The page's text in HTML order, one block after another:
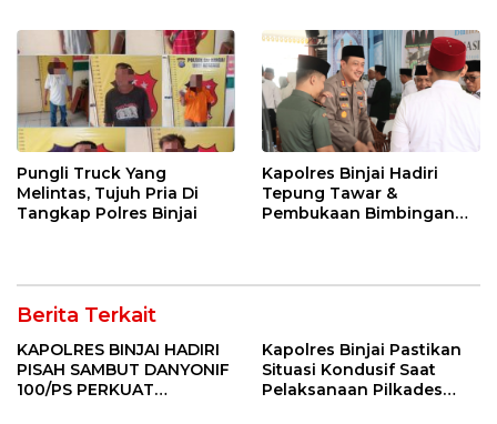
Pungli Truck Yang
Melintas, Tujuh Pria Di
Tangkap Polres Binjai
Kapolres Binjai Hadiri
Tepung Tawar &
Pembukaan Bimbingan
Berita Terkait
KAPOLRES BINJAI HADIRI
PISAH SAMBUT DANYONIF
100/PS PERKUAT
Kapolres Binjai Pastikan
Situasi Kondusif Saat
Pelaksanaan Pilkades